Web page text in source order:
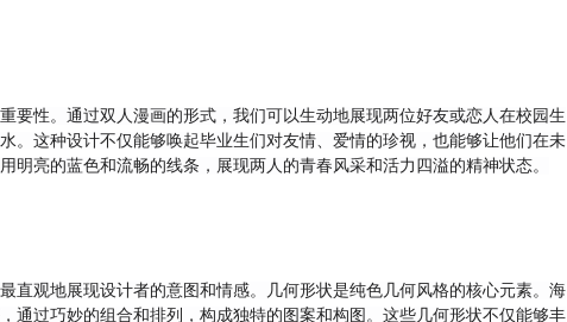
要性。通过双人漫画的形式，我们可以生动地展现两位好友或恋人在校园生
。这种设计不仅能够唤起毕业生们对友情、爱情的珍视，也能够让他们在未
明亮的蓝色和流畅的线条，展现两人的青春风采和活力四溢的精神状态。
直观地展现设计者的意图和情感。几何形状是纯色几何风格的核心元素。海
通过巧妙的组合和排列，构成独特的图案和构图。这些几何形状不仅能够丰